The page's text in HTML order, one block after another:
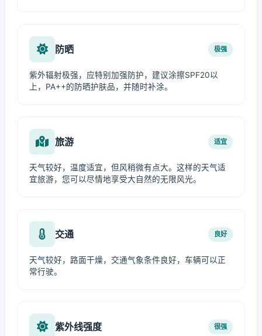
防晒 极强
紫外辐射极强，应特别加强防护，建议涂擦SPF20以
上，PA++的防晒护肤品，并随时补涂。
旅游 适宜
天气较好，温度适宜，但风稍微有点大。这样的天气适
宜旅游，您可以尽情地享受大自然的无限风光。
交通 良好
天气较好，路面干燥，交通气象条件良好，车辆可以正
常行驶。
紫外线强度 很强